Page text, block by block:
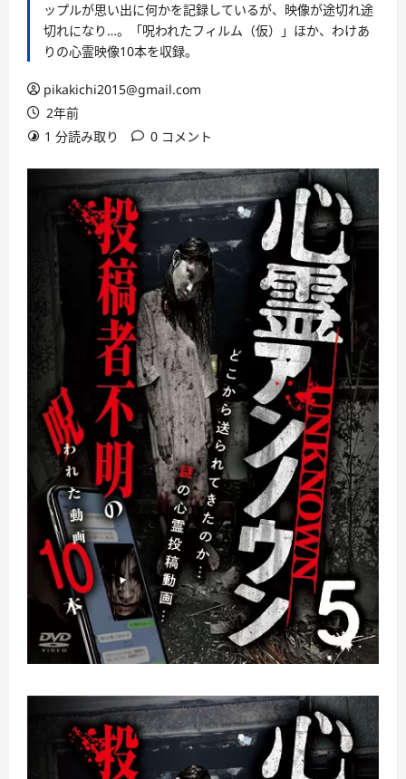
ップルが思い出に何かを記録しているが、映像が途切れ途
切れになり…。「呪われたフィルム（仮）」ほか、わけあ
りの心霊映像10本を収録。
pikakichi2015@gmail.com
2年前
1 分読み取り
0 コメント